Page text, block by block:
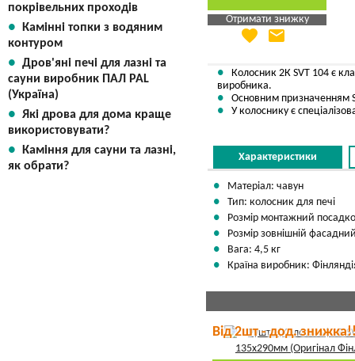
покрівельних проходів
Камінні топки з водяним
контуром
Дров'яні печі для лазні та
сауни виробник ПАЛ PAL
(Україна)
Які дрова для дома краще
використовувати?
Каміння для сауни та лазні,
як обрати?
Отримати знижку
Яка Ваша ціна
favorite email
Колосник 2К SVT 104 є
виробника.
Основним призначенням
У колоснику є
Характеристики
Матеріал: чавун
Тип: колосник для печі
Розмір монтажний
Розмір зовнішній
Вага: 4,5 кг
Країна виробник:
Від 2шт - дод.